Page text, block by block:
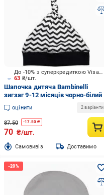
63 ₴/шт.
До -10% з суперкредиткою Visa Вигода
Шапочка дитяча Bambinelli
зигзаг 9-12 місяців чорно-білий
оцінити 2 варіанти
87.50 -17.50 ₴
70 ₴/шт.
Cамовивіз Доставимо